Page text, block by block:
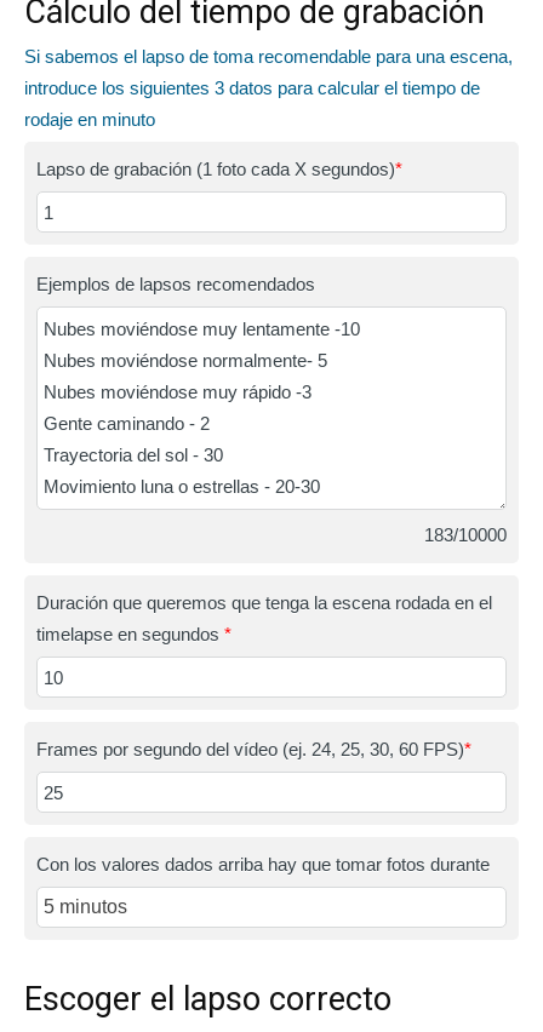
Cálculo del tiempo de grabación
Si sabemos el lapso de toma recomendable para una escena,
introduce los siguientes 3 datos para calcular el tiempo de
rodaje en minuto
Lapso de grabación (1 foto cada X segundos)*
Ejemplos de lapsos recomendados
183/10000
Duración que queremos que tenga la escena rodada en el
timelapse en segundos *
Frames por segundo del vídeo (ej. 24, 25, 30, 60 FPS)*
Con los valores dados arriba hay que tomar fotos durante
Escoger el lapso correcto